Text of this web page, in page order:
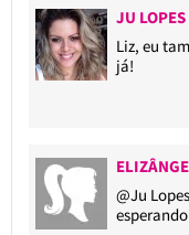
JU LOPES
Liz, eu
já!
@Ju Lopes